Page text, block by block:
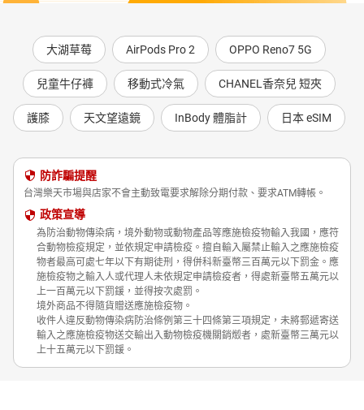
大湖草莓 AirPods Pro 2 OPPO Reno7 5G
兒童牛仔褲 移動式冷氣 CHANEL香奈兒 短夾
護膝 天文望遠鏡 InBody 體脂計 日本 eSIM
防詐騙提醒
台灣樂天市場與店家不會主動致電要求解除分期付款、要求ATM轉帳。
政策宣導
為防治動物傳染病，境外動物或動物產品等應施檢疫物輸入我國，應符
合動物檢疫規定，並依規定申請檢疫。擅自輸入屬禁止輸入之應施檢疫
物者最高可處七年以下有期徒刑，得併科新臺幣三百萬元以下罰金。應
施檢疫物之輸入人或代理人未依規定申請檢疫者，得處新臺幣五萬元以
上一百萬元以下罰鍰，並得按次處罰。
境外商品不得隨貨贈送應施檢疫物。
收件人違反動物傳染病防治條例第三十四條第三項規定，未將郵遞寄送
輸入之應施檢疫物送交輸出入動物檢疫機關銷燬者，處新臺幣三萬元以
上十五萬元以下罰鍰。